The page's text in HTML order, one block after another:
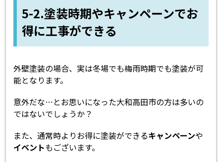
5-2.塗装時期やキャンペーンでお
得に工事ができる
外壁塗装の場合、実は冬場でも梅雨時期でも塗装が可
能となります。
意外だな…とお思いになった大和高田市の方は多いの
ではないでしょうか？
また、通常時よりお得に塗装ができるキャンペーンや
イベントもございます。